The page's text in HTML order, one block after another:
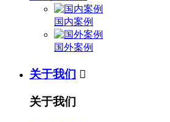
国内案例
国外案例
关于我们 
关于我们